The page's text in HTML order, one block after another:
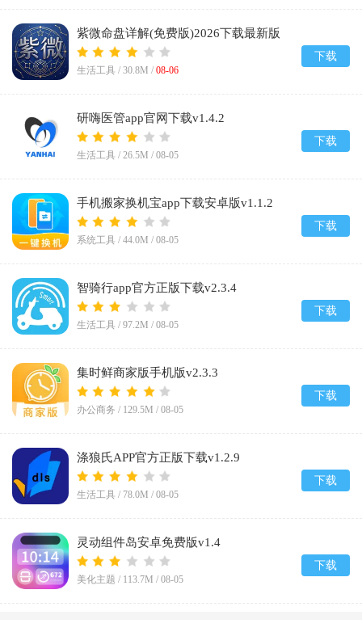
紫微命盘详解(免费版)2026下载最新版
v1.1
生活工具 / 30.8M / 08-06
下载
研嗨医管app官网下载v1.4.2
生活工具 / 26.5M / 08-05
下载
手机搬家换机宝app下载安卓版v1.1.2
系统工具 / 44.0M / 08-05
下载
智骑行app官方正版下载v2.3.4
生活工具 / 97.2M / 08-05
下载
集时鲜商家版手机版v2.3.3
办公商务 / 129.5M / 08-05
下载
涤狼氏APP官方正版下载v1.2.9
生活工具 / 78.0M / 08-05
下载
灵动组件岛安卓免费版v1.4
美化主题 / 113.7M / 08-05
下载